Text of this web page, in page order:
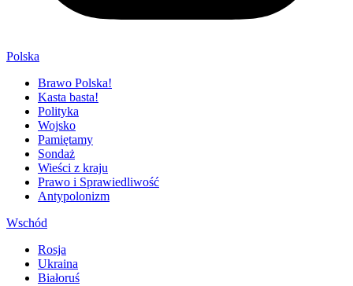
Polska
Brawo Polska!
Kasta basta!
Polityka
Wojsko
Pamiętamy
Sondaż
Wieści z kraju
Prawo i Sprawiedliwość
Antypolonizm
Wschód
Rosja
Ukraina
Białoruś